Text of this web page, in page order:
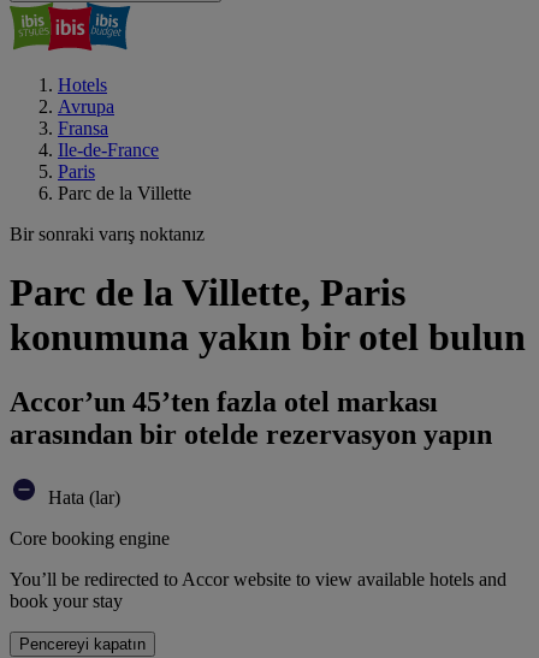
Hotels
Avrupa
Fransa
Ile-de-France
Paris
Parc de la Villette
Bir sonraki varış noktanız
Parc de la Villette, Paris
konumuna yakın bir otel bulun
Accor’un 45’ten fazla otel markası
arasından bir otelde rezervasyon yapın
Hata (lar)
Core booking engine
You’ll be redirected to Accor website to view available hotels and
book your stay
Pencereyi kapatın